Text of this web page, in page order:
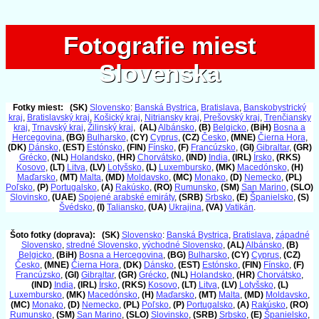
Fotografie miest
Slovenska
Fotografie miest
Slovenska
Fotky miest: (SK) Slovensko: Banská Bystrica, Bratislava, Banskobystrický
kraj, Bratislavský kraj, Košický kraj, Nitriansky kraj, Prešovský kraj, Trenčiansky
kraj, Trnavský kraj, Žilinský kraj, (AL)Albánsko, (B) Belgicko, (BiH) Bosna a
Hercegovina, (BG) Bulharsko, (CY) Cyprus, (CZ) Česko, (MNE) Čierna Hora,
(DK) Dánsko, (EST) Estónsko, (FIN) Fínsko, (F) Francúzsko, (GI) Gibraltar, (GR)
Grécko, (NL) Holandsko, (HR) Chorvátsko, (IND) India, (IRL) Írsko, (RKS)
Kosovo, (LT) Litva, (LV) Lotyšsko, (L) Luxembursko, (MK) Macedónsko, (H)
Maďarsko, (MT) Malta, (MD) Moldavsko, (MC) Monako, (D) Nemecko, (PL)
Poľsko, (P) Portugalsko, (A) Rakúsko, (RO) Rumunsko, (SM) San Marino, (SLO)
Slovinsko, (UAE) Spojené arabské emiráty, (SRB) Srbsko, (E) Španielsko, (S)
Švédsko, (I) Taliansko, (UA) Ukrajina, (VA) Vatikán.
Šoto fotky (doprava): (SK) Slovensko: Banská Bystrica, Bratislava, západné
Slovensko, stredné Slovensko, východné Slovensko, (AL)Albánsko, (B)
Belgicko, (BiH) Bosna a Hercegovina, (BG) Bulharsko, (CY) Cyprus, (CZ)
Česko, (MNE) Čierna Hora, (DK) Dánsko, (EST) Estónsko, (FIN) Fínsko, (F)
Francúzsko, (GI) Gibraltar, (GR) Grécko, (NL) Holandsko, (HR) Chorvátsko,
(IND) India, (IRL) Írsko, (RKS) Kosovo, (LT) Litva, (LV) Lotyšsko, (L)
Luxembursko, (MK) Macedónsko, (H) Maďarsko, (MT) Malta, (MD) Moldavsko,
(MC) Monako, (D) Nemecko, (PL) Poľsko, (P) Portugalsko, (A) Rakúsko, (RO)
Rumunsko, (SM) San Marino, (SLO) Slovinsko, (SRB) Srbsko, (E) Španielsko,